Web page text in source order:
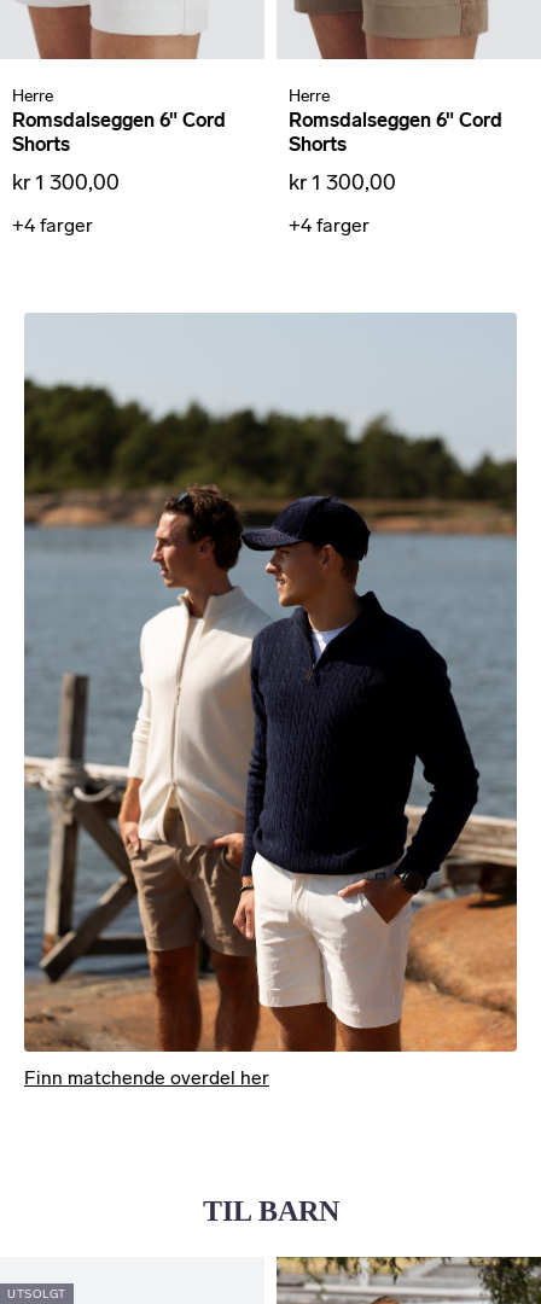
Herre
Romsdalseggen 6" Cord
Shorts
kr 1 300,00
+4 farger
Herre
Romsdalseggen 6" Cord
Shorts
kr 1 300,00
+4 farger
Finn matchende overdel her
TIL BARN
UTSOLGT